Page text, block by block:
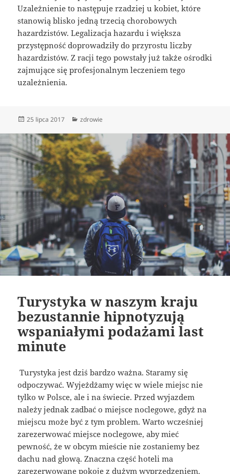
Uzależnienie to następuje rzadziej u kobiet, które
stanowią blisko jedną trzecią chorobowych
hazardzistów. Legalizacja hazardu i większa
przystępność doprowadziły do przyrostu liczby
hazardzistów. Z racji tego powstały już także ośrodki
zajmujące się profesjonalnym leczeniem tego
uzależnienia.
Data
25 lipca 2017 Kategorie
zdrowie
Turystyka w naszym kraju
bezustannie hipnotyzują
wspaniałymi podażami last
minute
Turystyka jest dziś bardzo ważna. Staramy się
odpoczywać. Wyjeżdżamy więc w wiele miejsc nie
tylko w Polsce, ale i na świecie. Przed wyjazdem
należy jednak zadbać o miejsce noclegowe, gdyż na
miejscu może być z tym problem. Warto wcześniej
zarezerwować miejsce noclegowe, aby mieć
pewność, że w obcym mieście nie zostaniemy bez
dachu nad głową. Znaczna część hoteli ma
zarezerwowane pokoje z dużym wyprzedzeniem.